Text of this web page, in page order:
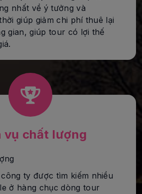
nhất về ý tưởng và
giúp giảm chi phí thuê lại
gian, giúp tour có lợi thế
vụ chất lượng
ty được tìm kiếm nhiều
ở hàng chục dòng tour